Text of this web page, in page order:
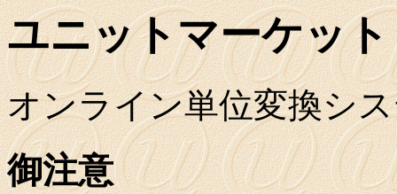
ユニットマーケット
オンライン単位変換シ
御注意